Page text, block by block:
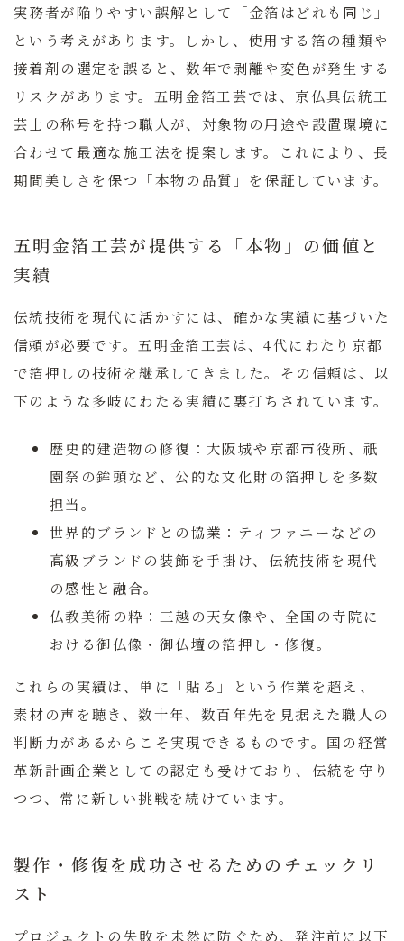
実務者が陥りやすい誤解として「金箔はどれも同じ」
という考えがあります。しかし、使用する箔の種類や
接着剤の選定を誤ると、数年で剥離や変色が発生する
リスクがあります。 五明金箔工芸では、京仏具伝統工
芸士の称号を持つ職人が、対象物の用途や設置環境に
合わせて最適な施工法を提案します。これにより、長
期間美しさを保つ「本物の品質」を保証しています。
五明金箔工芸が提供する「本物」の価値と
実績
伝統技術を現代に活かすには、確かな実績に基づいた
信頼が必要です。五明金箔工芸 は、4代にわたり京都
で箔押しの技術を継承してきました。その信頼は、以
下のような多岐にわたる実績に裏打ちされています。
歴史的建造物の修復： 大阪城や京都市役所、祇
園祭の鉾頭など、公的な文化財の箔押しを多数
担当。
世界的ブランドとの協業： ティファニーなどの
高級ブランドの装飾を手掛け、伝統技術を現代
の感性と融合。
仏教美術の粋： 三越の天女像や、全国の寺院に
おける御仏像・御仏壇の箔押し・修復。
これらの実績は、単に「貼る」という作業を超え、
素材の声を聴き、数十年、数百年先を見据えた職人の
判断力があるからこそ実現できるものです。国の経営
革新計画企業としての認定も受けており、伝統を守り
つつ、常に新しい挑戦を続けています。
製作・修復を成功させるためのチェックリ
スト
プロジェクトの失敗を未然に防ぐため、発注前に以下